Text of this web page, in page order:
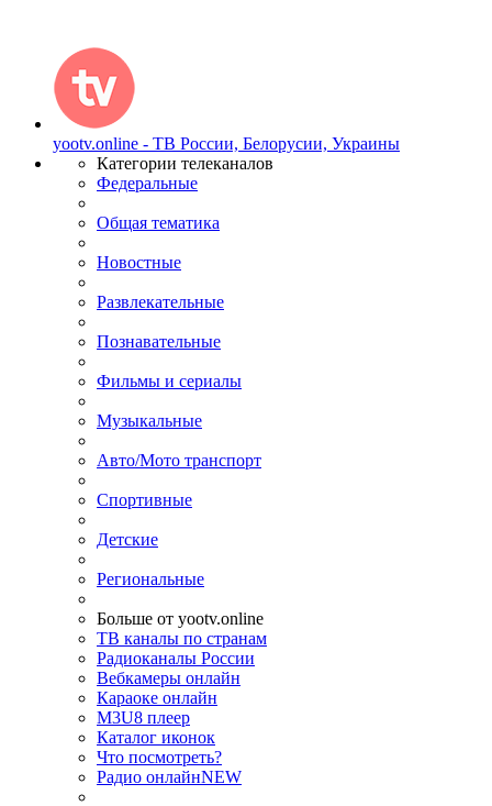
yootv.online - ТВ России, Белорусии, Украины
Категории телеканалов
Федеральные
Общая тематика
Новостные
Развлекательные
Познавательные
Фильмы и сериалы
Музыкальные
Авто/Мото транспорт
Спортивные
Детские
Региональные
Больше от yootv.online
ТВ каналы по странам
Радиоканалы России
Вебкамеры онлайн
Караоке онлайн
M3U8 плеер
Каталог иконок
Что посмотреть?
Радио онлайнNEW